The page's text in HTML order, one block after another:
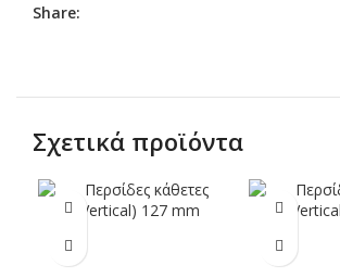
Share:
Σχετικά προϊόντα